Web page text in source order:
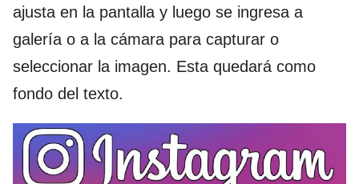
ajusta en la pantalla y luego se ingresa a
galería o a la cámara para capturar o
seleccionar la imagen. Esta quedará como
fondo del texto.